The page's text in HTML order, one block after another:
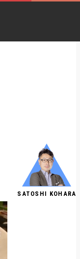
SATOSHI KOHARA